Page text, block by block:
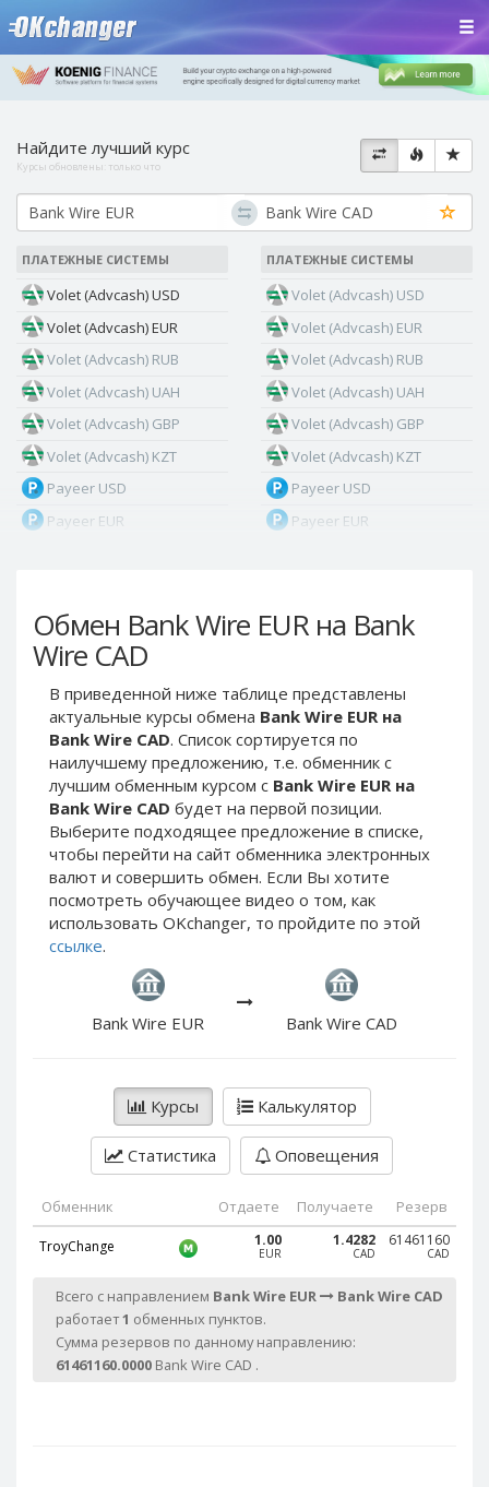
Обмен Bank Wire EUR на Bank
Wire CAD
В приведенной ниже таблице представлены
актуальные курсы обмена Bank Wire EUR на
Bank Wire CAD. Список сортируется по
наилучшему предложению, т.е. обменник с
лучшим обменным курсом с Bank Wire EUR на
Bank Wire CAD будет на первой позиции.
Выберите подходящее предложение в списке,
чтобы перейти на сайт обменника электронных
валют и совершить обмен. Если Вы хотите
посмотреть обучающее видео о том, как
использовать OKchanger, то пройдите по этой
ссылке.
Bank Wire EUR Bank Wire CAD
Курсы Калькулятор
Статистика Оповещения
Обменник Отдаете Получаете Резерв
TroyChange 1.00
EUR
1.4282
CAD
61461160
CAD
Всего с направлением Bank Wire EUR
Bank Wire CAD
работает1 обменных пунктов.
Сумма резервов по данному направлению:
61461160.0000 Bank Wire CAD .
Найдите лучший курс
Курсы обновлены: только что
ПЛАТЕЖНЫЕ СИСТЕМЫ
Volet (Advcash) USD
Volet (Advcash) EUR
Volet (Advcash) RUB
Volet (Advcash) UAH
Volet (Advcash) GBP
Volet (Advcash) KZT
Payeer USD
Payeer EUR
Payeer Tether ERC20
(USDT)
Payeer UAH
ЮMoney RUB
ЮMoney KZT
PayPal USD
PayPal EUR
PayPal GBP
PayPal CAD
PayPal AUD
PayPal RUB
PayPal CZK
PayPal HKD
PayPal NZD
PayPal NOK
PayPal PLN
PayPal SEK
PayPal CHF
Webmoney WMZ
Webmoney WMR
Webmoney WME
ПЛАТЕЖНЫЕ СИСТЕМЫ
Volet (Advcash) USD
Volet (Advcash) EUR
Volet (Advcash) RUB
Volet (Advcash) UAH
Volet (Advcash) GBP
Volet (Advcash) KZT
Payeer USD
Payeer EUR
Payeer Tether ERC20
(USDT)
ЮMoney RUB
ЮMoney KZT
PayPal USD
PayPal EUR
PayPal GBP
PayPal CAD
PayPal AUD
PayPal RUB
PayPal DKK
PayPal HKD
PayPal NZD
PayPal NOK
PayPal PLN
PayPal SEK
PayPal CHF
Webmoney WMR